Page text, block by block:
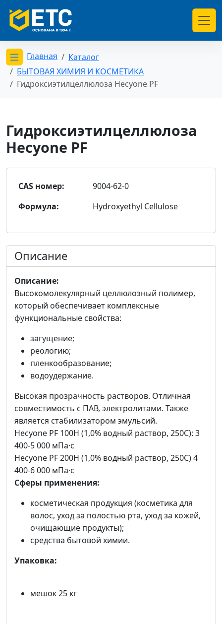
Открыть меню категорий
Главная
Каталог
БЫТОВАЯ ХИМИЯ И КОСМЕТИКА
Гидроксиэтилцеллюлоза Hecyone PF
Гидроксиэтилцеллюлоза
Hecyone PF
CAS номер:
9004-62-0
Формула:
Hydroxyethyl Cellulose
Описание
Описание:
Высокомолекулярный целлюлозный полимер,
который обеспечивает комплексные
функциональные свойства:
загущение;
реологию;
пленкообразование;
водоудержание.
Высокая прозрачность растворов. Отличная
совместимость с ПАВ, электролитами. Также
является стабилизатором эмульсий.
Hecyone PF 100H (1,0% водный раствор, 250С): 3
400-5 000 мПа·с
Hecyone PF 200H (1,0% водный раствор, 250С) 4
400-6 000 мПа·с
Сферы применения:
косметическая продукция (косметика для
волос, уход за полостью рта, уход за кожей,
очищающие продукты);
средства бытовой химии.
Упаковка:
мешок 25 кг